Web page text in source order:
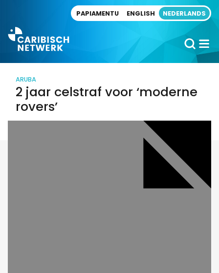
PAPIAMENTU ENGLISH NEDERLANDS
ARUBA
2 jaar celstraf voor ‘moderne
rovers’